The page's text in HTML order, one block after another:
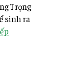
Trọng
sinh ra